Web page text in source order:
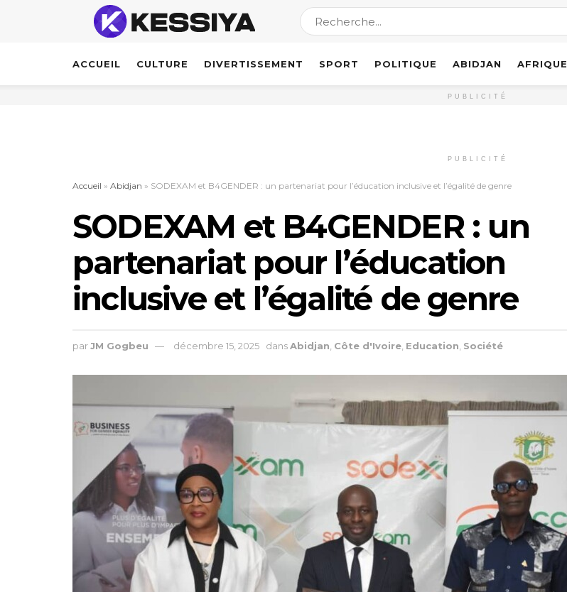
ACCUEIL CULTURE DIVERTISSEMENT SPORT POLITIQUE ABIDJAN AFRIQUE
PUBLICITÉ
PUBLICITÉ
Accueil » Abidjan » SODEXAM et B4GENDER : un partenariat pour l’éducation inclusive et l’égalité de genre
SODEXAM et B4GENDER : un
partenariat pour l’éducation
inclusive et l’égalité de genre
parJM Gogbeu décembre 15, 2025 dansAbidjan Côte d'Ivoire Education Société